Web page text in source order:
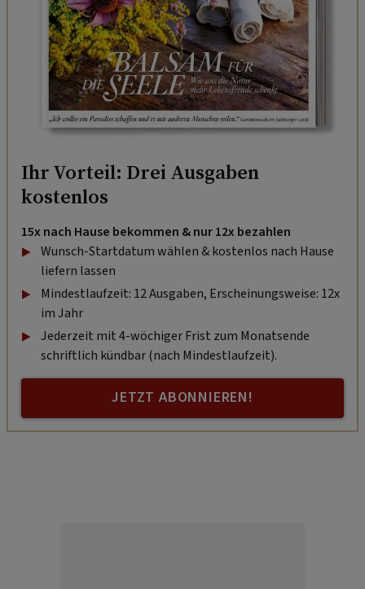
Ihr Vorteil: Drei Ausgaben
kostenlos
15x nach Hause bekommen & nur 12x bezahlen
Wunsch-Startdatum wählen & kostenlos nach Hause
liefern lassen
Mindestlaufzeit: 12 Ausgaben, Erscheinungsweise: 12x
im Jahr
Jederzeit mit 4-wöchiger Frist zum Monatsende
schriftlich kündbar (nach Mindestlaufzeit).
JETZT ABONNIEREN!